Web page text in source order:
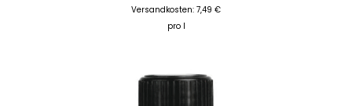
Versandkosten: 7,49 €
pro l